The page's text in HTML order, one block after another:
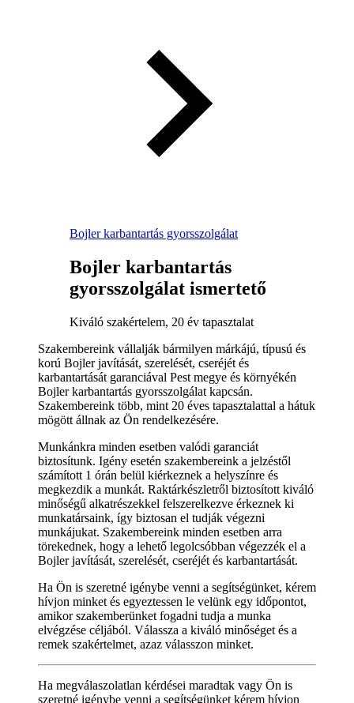
Bojler karbantartás gyorsszolgálat
Bojler karbantartás
gyorsszolgálat ismertető
Kiváló szakértelem, 20 év tapasztalat
Szakembereink vállalják bármilyen márkájú, típusú és
korú Bojler javítását, szerelését, cseréjét és
karbantartását garanciával Pest megye és környékén
Bojler karbantartás gyorsszolgálat kapcsán.
Szakembereink több, mint 20 éves tapasztalattal a hátuk
mögött állnak az Ön rendelkezésére.
Munkánkra minden esetben valódi garanciát
biztosítunk. Igény esetén szakembereink a jelzéstől
számított 1 órán belül kiérkeznek a helyszínre és
megkezdik a munkát. Raktárkészletről biztosított kiváló
minőségű alkatrészekkel felszerelkezve érkeznek ki
munkatársaink, így biztosan el tudják végezni
munkájukat. Szakembereink minden esetben arra
törekednek, hogy a lehető legolcsóbban végezzék el a
Bojler javítását, szerelését, cseréjét és karbantartását.
Ha Ön is szeretné igénybe venni a segítségünket, kérem
hívjon minket és egyeztessen le velünk egy időpontot,
amikor szakemberünket fogadni tudja a munka
elvégzése céljából. Válassza a kiváló minőséget és a
remek szakértelmet, azaz válasszon minket.
Ha megválaszolatlan kérdései maradtak vagy Ön is
szeretné igénybe venni a segítségünket kérem hívjon